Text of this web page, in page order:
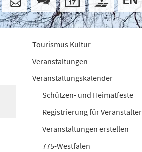
Tourismus Kultur
Veranstaltungen
Veranstaltungskalender
Schützen- und Heimatfeste
Registrierung für Veranstalter
Veranstaltungen erstellen
775-Westfalen